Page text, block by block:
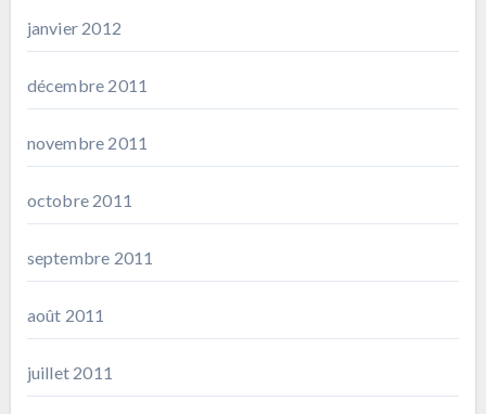
janvier 2012
décembre 2011
novembre 2011
octobre 2011
septembre 2011
août 2011
juillet 2011